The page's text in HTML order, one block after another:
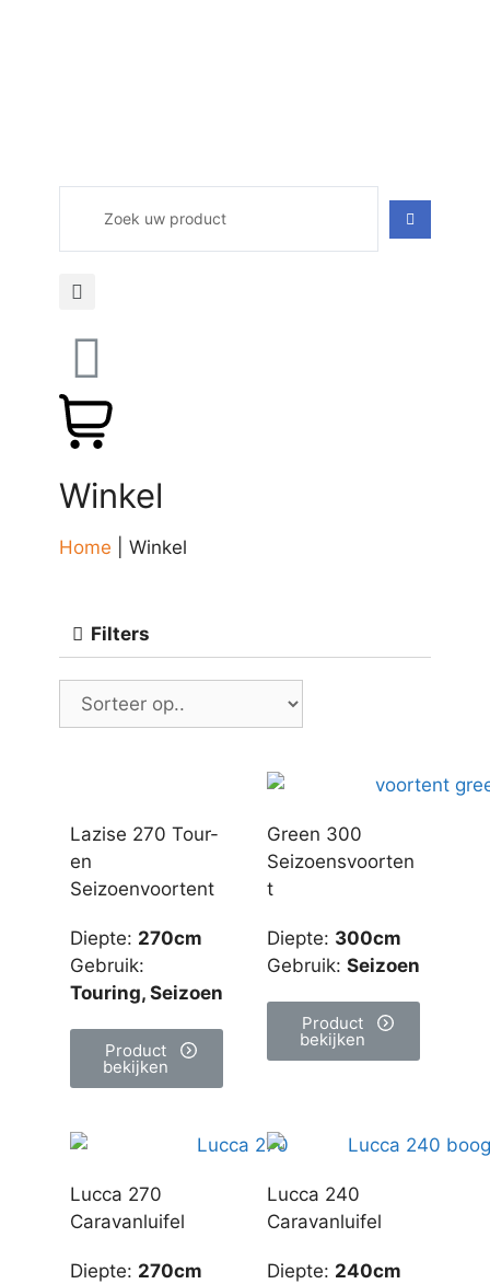
Winkel
Home Winkel
Filters
Lazise 270 Tour-
en
Seizoenvoortent
Diepte: 270cm
Gebruik:
Touring, Seizoen
Product
bekijken
Green 300
Seizoensvoorten
t
Diepte: 300cm
Gebruik: Seizoen
Product
bekijken
Lucca 270
Caravanluifel
Diepte: 270cm
Lucca 240
Caravanluifel
Diepte: 240cm